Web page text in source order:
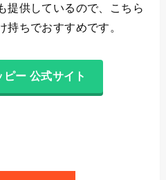
提供しているので、こちら
持ちでおすすめです。
ー 公式サイト